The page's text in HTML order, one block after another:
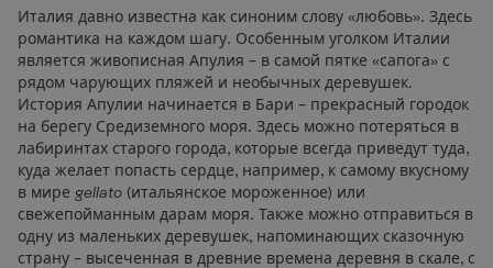
Италия давно известна как синоним слову «любовь». Здесь
романтика на каждом шагу. Особенным уголком Италии
является живописная Апулия – в самой пятке «сапога» с
рядом чарующих пляжей и необычных деревушек.
История Апулии начинается в Бари – прекрасный городок
на берегу Средиземного моря. Здесь можно потеряться в
лабиринтах старого города, которые всегда приведут туда,
куда желает попасть сердце, например, к самому вкусному
в мире gellato (итальянское мороженное) или
свежепойманным дарам моря. Также можно отправиться в
одну из маленьких деревушек, напоминающих сказочную
страну – высеченная в древние времена деревня в скале, с